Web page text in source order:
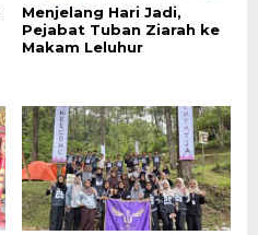
Menjelang Hari Jadi,
Pejabat Tuban Ziarah ke
Makam Leluhur